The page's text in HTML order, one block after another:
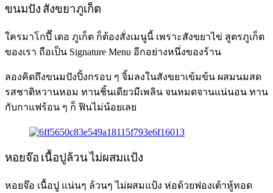
ขนมปัง สังขยาภูเก็ต
ใครมาโกปี๊ เดอ ภูเก็ต ก็ต้องสั่งเมนูนี้ เพราะสังขยาไข่ สูตรภูเก็ต
ของเรา ถือเป็น Signature Menu อีกอย่างหนึ่งของร้าน
ลองคิดถึงขนมปังปิ้งกรอบ ๆ จิ้มลงในสังขยาเข้มข้น ผสมนมสด
รสชาติหวานหอม ทานชิ้นเดียวมีเพลิน จนหมดจานแน่นอน ทาน
กับกาแฟร้อน ๆ ก็ ฟินไม่น้อยเลย
หอยจ๊อ เนื้อปูล้วน ไม่ผสมแป้ง
หอยจ๊อ เนื้อปู แน่นๆ ล้วนๆ ไม่ผสมแป้ง ห่อด้วยฟองเต้าหู้ทอด